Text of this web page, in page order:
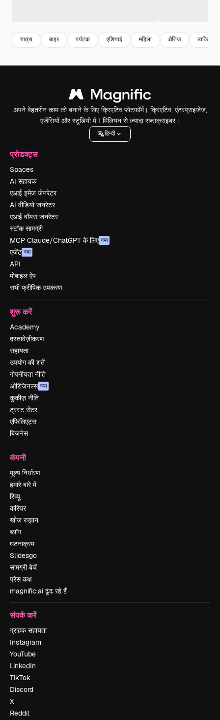
यात्रा बाहर पर्यटक एशियाई महिला क्षैतिज व्यक्ति
अपने बेहतरीन काम को बनाने के लिए क्रिएटिव प्लेटफॉर्म। क्रिएटिव, एंटरप्राइजेज,
एजेंसियों और स्टूडियो में 1 मिलियन से ज़्यादा सब्सक्राइबर।
हिन्दी
प्रोडक्ट्स
Spaces
AI सहायक
एआई इमेज जेनरेटर
AI वीडियो जनरेटर
एआई वॉयस जनरेटर
स्टॉक सामग्री
MCP Claude/ChatGPT के लिए नया
एजेंट नया
API
मोबाइल ऐप
सभी फ्रीपिक उपकरण
शुरू करें
Academy
दस्तावेज़ीकरण
सहायता
उपयोग की शर्तें
गोपनीयता नीति
ओरिजिनल्स नया
कुकीज़ नीति
ट्रस्ट सेंटर
एफिलिएट्स
बिज़नेस
कंपनी
मूल्य निर्धारण
हमारे बारे में
रिव्यू
करियर
खोज रुझान
ब्लॉग
घटनाक्रम
Slidesgo
सामग्री बेचें
प्रेस कक्ष
magnific.ai ढूंढ रहे हैं
संपर्क करें
ग्राहक सहायता
Instagram
YouTube
LinkedIn
TikTok
Discord
X
Reddit